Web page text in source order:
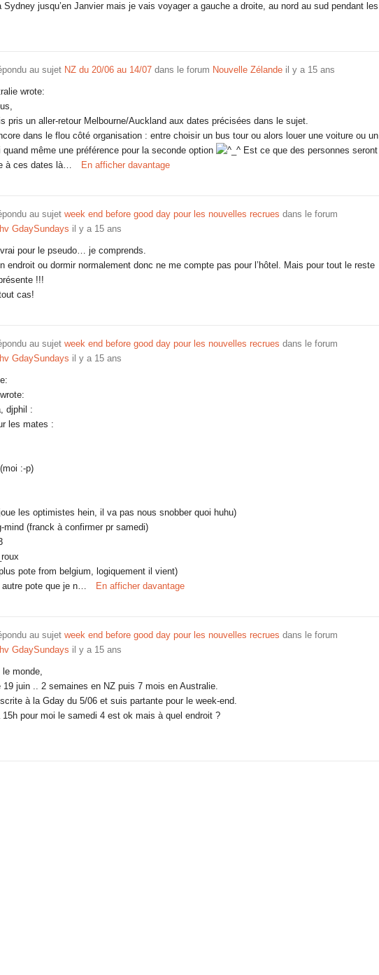
Sydney jusqu’en Janvier mais je vais voyager a gauche a droite, au nord au sud pendant les
au sujet NZ du 20/06 au 14/07 dans le forum Nouvelle Zélande il y a 15 ans
wrote:
pris un aller-retour Melbourne/Auckland aux dates précisées dans le sujet.
dans le flou côté organisation : entre choisir un bus tour ou alors louer une voiture ou un
même une préférence pour la seconde option
Est ce que des personnes seront
à ces dates là…
En afficher davantage
au sujet week end before good day pour les nouvelles recrues dans le forum
GdaySundays il y a 15 ans
pour le pseudo… je comprends.
endroit ou dormir normalement donc ne me compte pas pour l’hôtel. Mais pour tout le reste
!!!
cas!
au sujet week end before good day pour les nouvelles recrues dans le forum
GdaySundays il y a 15 ans
djphil :
les mates :
:-p)
les optimistes hein, il va pas nous snobber quoi huhu)
mind (franck à confirmer pr samedi)
pote from belgium, logiquement il vient)
autre pote que je n…
En afficher davantage
au sujet week end before good day pour les nouvelles recrues dans le forum
GdaySundays il y a 15 ans
monde,
19 juin .. 2 semaines en NZ puis 7 mois en Australie.
à la Gday du 5/06 et suis partante pour le week-end.
15h pour moi le samedi 4 est ok mais à quel endroit ?